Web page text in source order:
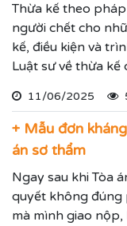
Thừa kế theo
người chết cho
kế, điều kiện và
Luật sư về thừa
mới nhất.
11/06/2025
+ Mẫu đơn
án sơ thẩm
Ngay sau khi Tòa
quyết không đúng
mà mình giao